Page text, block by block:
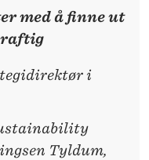
med å finne ut
i
Tyldum,